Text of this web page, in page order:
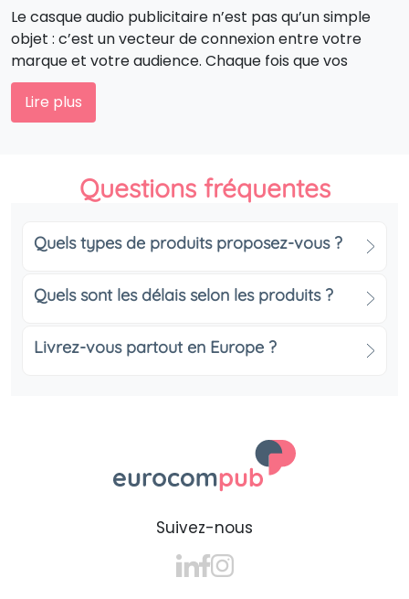
Le casque audio publicitaire n’est pas qu’un simple
objet : c’est un vecteur de connexion entre votre
marque et votre audience. Chaque fois que vos
clients ou collaborateurs écoutent leur musique, ils
voient votre logo, ressentent votre identité sonore, et
vivent une expérience positive associée à votre
Casques audio personnalisés : associez
essentiel
parfaitement au quotidien : au bureau, en
personnalisation élégante et précise, votre logo
devient visible, mémorable et valorisant. Un cadeau
Choisissez le style de casques audio
publicitaires adapté à votre marque
une liberté de mouvement absolue
Les casques sans fil publicitaires offrent une
expérience d’écoute fluide et confortable. Grâce à la
Lire plus
Questions fréquentes
Quels types de produits proposez-vous ?
Quels sont les délais selon les produits ?
Livrez-vous partout en Europe ?
Suivez-nous